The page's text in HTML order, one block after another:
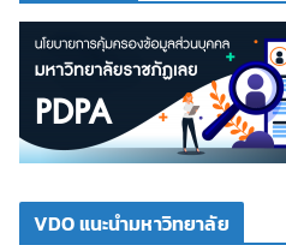
VDO แนะนำมหาวิทยาลัย